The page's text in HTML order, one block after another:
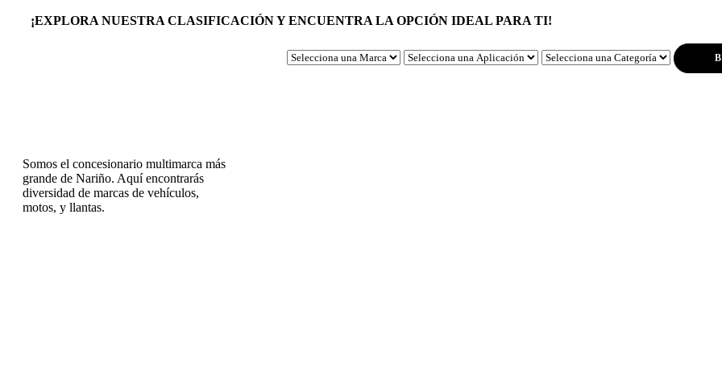
¡EXPLORA NUESTRA CLASIFICACIÓN Y ENCUENTRA LA OPCIÓN IDEAL PARA TI!
Somos el concesionario multimarca más
grande de Nariño. Aquí encontrarás
diversidad de marcas de vehículos,
motos, y llantas.